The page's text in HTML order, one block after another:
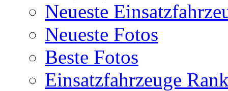
Neueste
Neueste Fotos
Beste Fotos
Einsatzfahrzeuge